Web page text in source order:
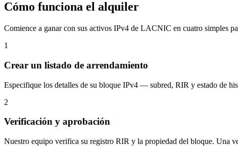
Cómo funciona el alquiler
Comience a ganar con sus activos IPv4 de LACNIC en cuatro simples
1
Crear un listado de arrendamiento
Especifique los detalles de su bloque IPv4 — subred, RIR y estado de
2
Verificación y aprobación
Nuestro equipo verifica su registro RIR y la propiedad del bloque. Una